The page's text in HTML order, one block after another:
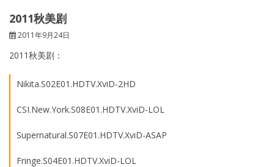
2011秋美剧
2011年9月24日
2011秋美剧：
Nikita.S02E01.HDTV.XviD-2HD
CSI.New.York.S08E01.HDTV.XviD-LOL
Supernatural.S07E01.HDTV.XviD-ASAP
Fringe.S04E01.HDTV.XviD-LOL